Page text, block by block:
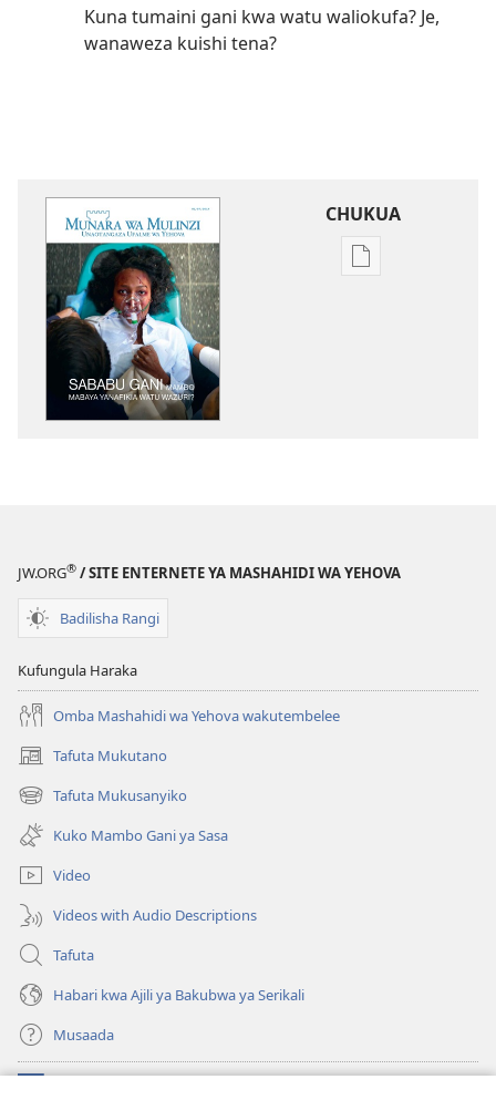
Kuna tumaini gani kwa watu waliokufa? Je,
wanaweza kuishi tena?
CHUKUA
Njia
Gani
Wazuri?
JW.ORG® / SITE ENTERNETE YA MASHAHIDI WA YEHOVA
Badilisha Rangi
Kufungula Haraka
Omba Mashahidi wa Yehova wakutembelee
Tafuta Mukutano
(opens
new
window)
Tafuta Mukusanyiko
(opens
new
window)
Kuko Mambo Gani ya Sasa
Video
Videos with Audio Descriptions
Tafuta
Habari kwa Ajili ya Bakubwa ya Serikali
Musaada